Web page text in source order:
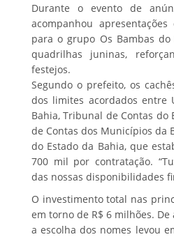
Durante o evento de
acompanhou
para o grupo Os Bambas
quadrilhas juninas,
festejos.
Segundo o prefeito, os
dos limites acordados entre
Bahia, Tribunal de Contas do
de Contas dos Municípios da
do Estado da Bahia, que
700 mil por contratação.
das nossas disponibilidades
O investimento total nas
em torno de R$ 6 milhões. De
a escolha dos nomes levou